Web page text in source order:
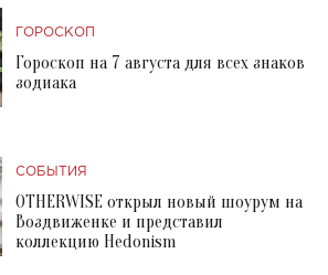
ГОРОСКОП
Гороскоп на 7 августа для всех знаков
зодиака
СОБЫТИЯ
OTHERWISE открыл новый шоурум на
Воздвиженке и представил
коллекцию Hedonism